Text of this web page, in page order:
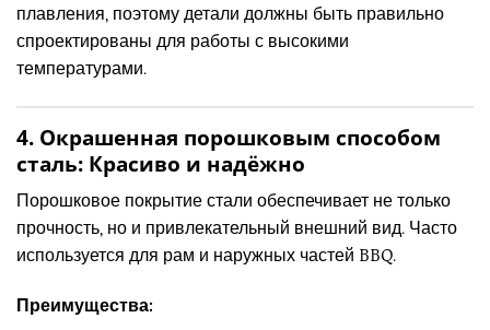
плавления, поэтому детали должны быть правильно
спроектированы для работы с высокими
температурами.
4. Окрашенная порошковым способом
сталь: Красиво и надёжно
Порошковое покрытие стали обеспечивает не только
прочность, но и привлекательный внешний вид. Часто
используется для рам и наружных частей BBQ.
Преимущества: